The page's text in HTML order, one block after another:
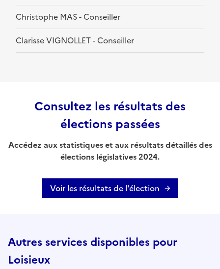
Christophe MAS - Conseiller
Clarisse VIGNOLLET - Conseiller
Consultez les résultats des
élections passées
Accédez aux statistiques et aux résultats détaillés des
élections législatives 2024.
Voir les résultats de l'élection
Autres services disponibles pour
Loisieux